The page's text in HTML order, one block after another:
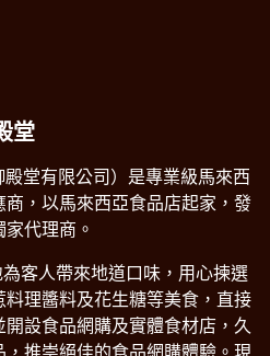
堂
殿堂有限公司）是專業級馬來西
，以馬來西亞食品店起家，發
代理商。
客人帶來地道口味，用心揀選
理醬料及花生糖等美食，直接
設食品網購及實體食材店，久
推崇絕佳的食品網購體驗。現